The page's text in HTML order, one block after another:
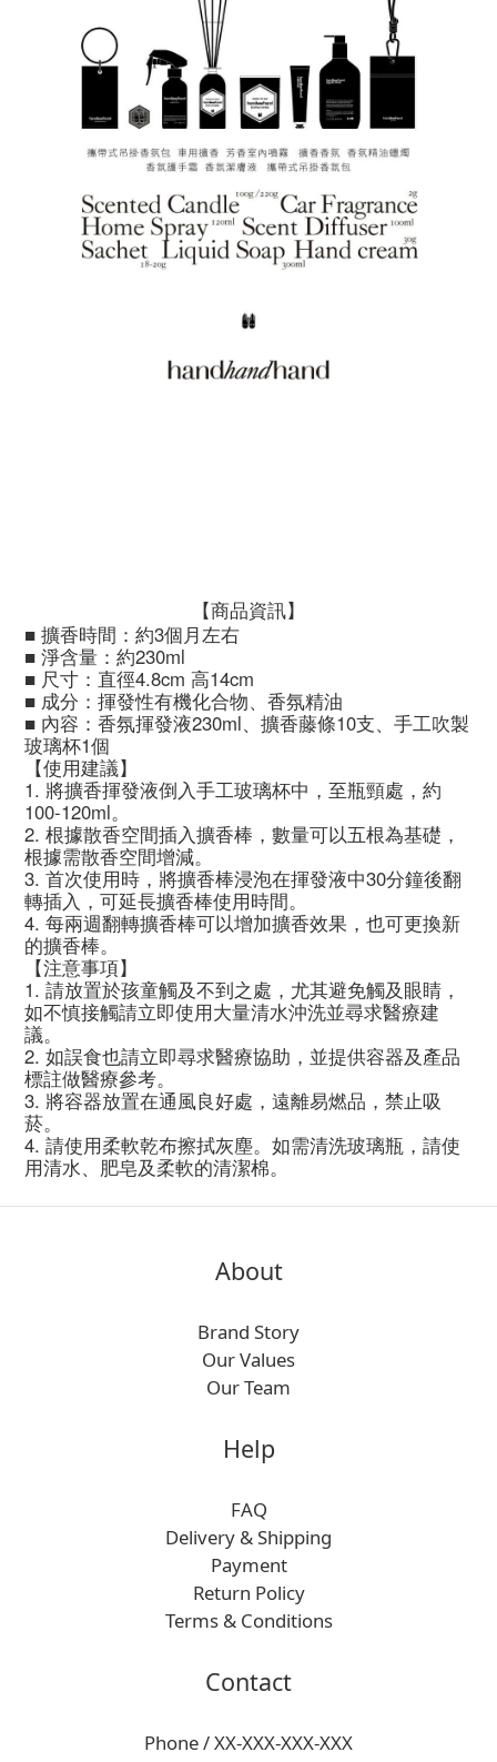
【商品資訊】
■ 擴香時間：約3個月左右
■ 淨含量：約230ml
■ 尺寸：直徑4.8cm 高14cm
■ 成分：揮發性有機化合物、香氛精油
■ 內容：香氛揮發液230ml、擴香藤條10支、手工吹製
玻璃杯1個
【使用建議】
1. 將擴香揮發液倒入手工玻璃杯中，至瓶頸處，約
100-120ml。
2. 根據散香空間插入擴香棒，數量可以五根為基礎，
根據需散香空間增減。
3. 首次使用時，將擴香棒浸泡在揮發液中30分鐘後翻
轉插入，可延長擴香棒使用時間。
4. 每兩週翻轉擴香棒可以增加擴香效果，也可更換新
的擴香棒。
【注意事項】
1. 請放置於孩童觸及不到之處，尤其避免觸及眼睛，
如不慎接觸請立即使用大量清水沖洗並尋求醫療建
議。
2. 如誤食也請立即尋求醫療協助，並提供容器及產品
標註做醫療參考。
3. 將容器放置在通風良好處，遠離易燃品，禁止吸
菸。
4. 請使用柔軟乾布擦拭灰塵。如需清洗玻璃瓶，請使
用清水、肥皂及柔軟的清潔棉。
About
Brand Story
Our Values
Our Team
Help
FAQ
Delivery & Shipping
Payment
Return Policy
Terms & Conditions
Contact
Phone / XX-XXX-XXX-XXX